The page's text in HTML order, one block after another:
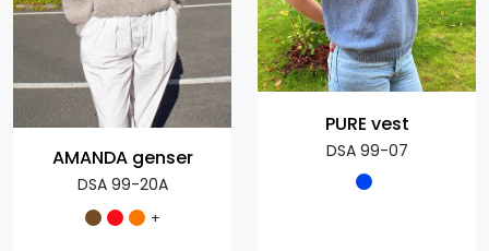
AMANDA genser
DSA 99-20A
+
PURE vest
DSA 99-07